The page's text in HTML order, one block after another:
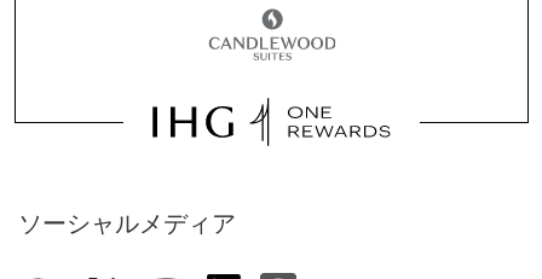
ソーシャルメディア